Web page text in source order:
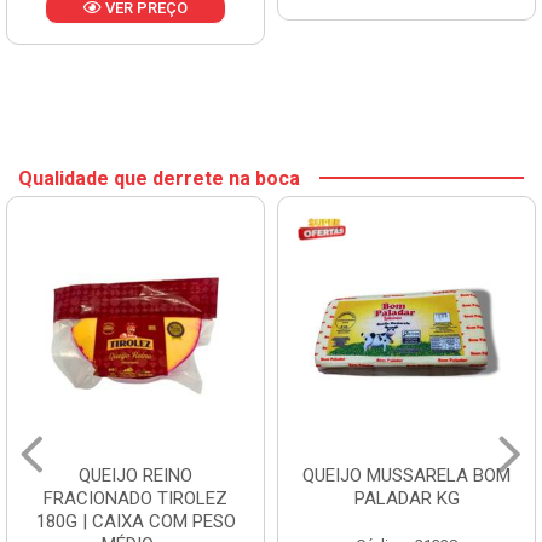
VER PREÇO
Qualidade que derrete na boca
QUEIJO REINO
FRACIONADO TIROLEZ
180G | CAIXA COM PESO
QUEIJO MUSSARELA BOM
PALADAR KG